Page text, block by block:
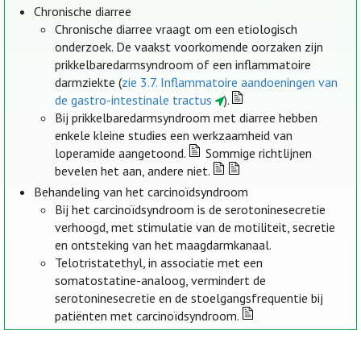
Chronische diarree
Chronische diarree vraagt om een etiologisch
onderzoek. De vaakst voorkomende oorzaken zijn
prikkelbaredarmsyndroom of een inflammatoire
darmziekte (zie 3.7. Inflammatoire aandoeningen van
de gastro-intestinale tractus
).
Bij prikkelbaredarmsyndroom met diarree hebben
enkele kleine studies een werkzaamheid van
loperamide aangetoond.
Sommige richtlijnen
bevelen het aan, andere niet.
Behandeling van het carcinoïdsyndroom
Bij het carcinoïdsyndroom is de serotoninesecretie
verhoogd, met stimulatie van de motiliteit, secretie
en ontsteking van het maagdarmkanaal.
Telotristatethyl, in associatie met een
somatostatine-analoog, vermindert de
serotoninesecretie en de stoelgangsfrequentie bij
patiënten met carcinoïdsyndroom.